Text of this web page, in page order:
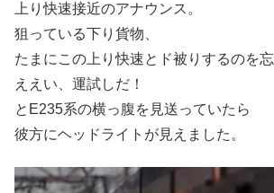
上り快速接近のアナウンス。
狙っている下り貨物、
たまにこの上り快速とド被りするのを
ええい、運試しだ！
とE235系の横っ腹を見送っていたら
彼方にヘッドライトが見えました。